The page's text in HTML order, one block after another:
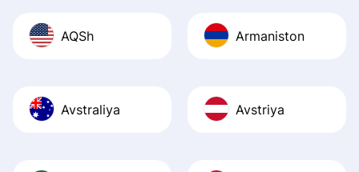
AQSh Armaniston
Avstraliya Avstriya